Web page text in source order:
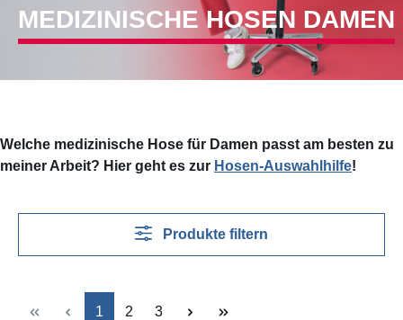
MEDIZINISCHE HOSEN DAMEN
Welche medizinische Hose für Damen passt am besten zu
meiner Arbeit? Hier geht es zur Hosen-Auswahlhilfe!
Produkte filtern
Seite
1 Seite
2 Seite
3